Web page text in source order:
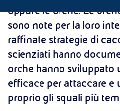
oppure le orche. Le
sono note per la loro
raffinate strategie di
scienziati hanno
orche hanno sviluppato
efficace per attaccare e
proprio gli squali più